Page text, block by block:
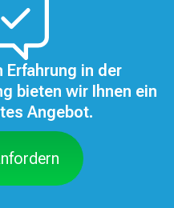
Erfahrung in der
bieten wir Ihnen ein
Angebot.